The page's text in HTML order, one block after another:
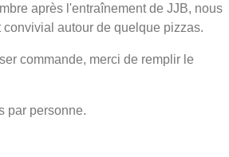
après l'entraînement de JJB, nous
convivial autour de quelque pizzas.
commande, merci de remplir le
par personne.